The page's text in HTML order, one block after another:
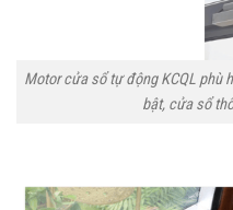
Motor cửa sổ tự động KCQL phù
bật, cửa sổ